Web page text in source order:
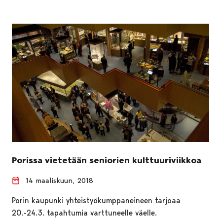
Porissa vietetään seniorien kulttuuriviikkoa
14 maaliskuun, 2018
Porin kaupunki yhteistyökumppaneineen tarjoaa
20.-24.3. tapahtumia varttuneelle väelle.